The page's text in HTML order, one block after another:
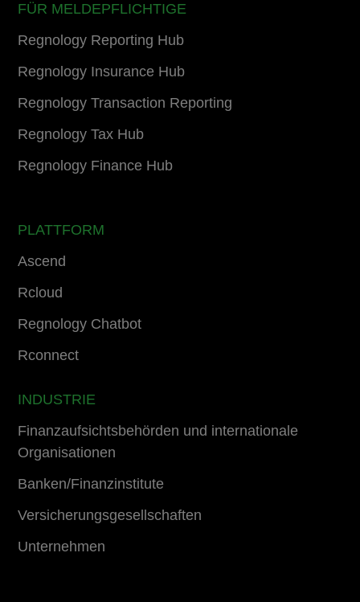
FÜR MELDEPFLICHTIGE
Regnology Reporting Hub
Regnology Insurance Hub
Regnology Transaction Reporting
Regnology Tax Hub
Regnology Finance Hub
PLATTFORM
Ascend
Rcloud
Regnology Chatbot
Rconnect
INDUSTRIE
Finanzaufsichtsbehörden und internationale
Organisationen
Banken/Finanzinstitute
Versicherungsgesellschaften
Unternehmen